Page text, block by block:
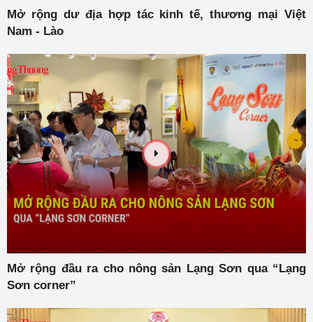
Mở rộng dư địa hợp tác kinh tế, thương mại Việt
Nam - Lào
Mở rộng đầu ra cho nông sản Lạng Sơn qua “Lạng
Sơn corner”